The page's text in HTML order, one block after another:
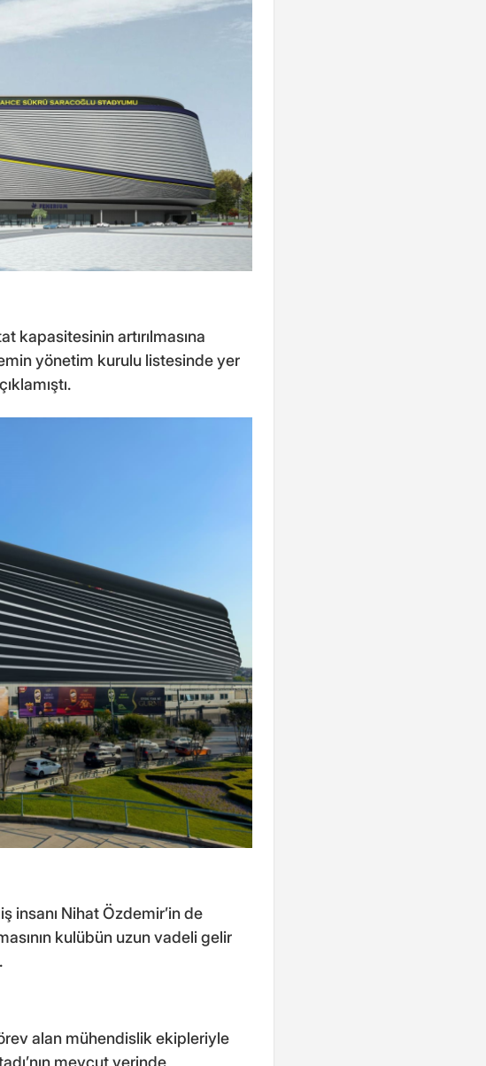
kapasitesinin artırılmasına
yönetim kurulu listesinde yer
insanı Nihat Özdemir’in de
kulübün uzun vadeli gelir
alan mühendislik ekipleriyle
mevcut yerinde